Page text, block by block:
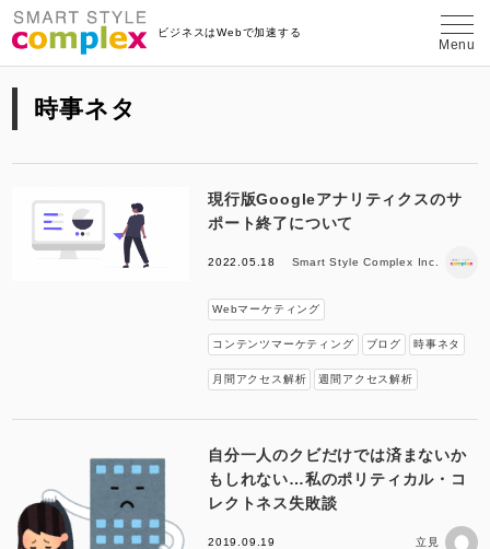
埼玉県さいたま市のWeb制作・コンテ
ビジネスはWebで加速する
Menu
時事ネタ
現行版Googleアナリティクスのサ
ポート終了について
2022.05.18 Smart Style Complex Inc.
Webマーケティング
コンテンツマーケティング ブログ 時事ネタ
月間アクセス解析 週間アクセス解析
自分一人のクビだけでは済まないか
もしれない…私のポリティカル・コ
レクトネス失敗談
2019.09.19 立見